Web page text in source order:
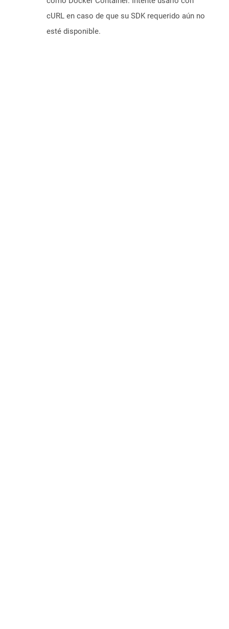
cURL en caso de que su SDK requerido aún no
esté disponible.